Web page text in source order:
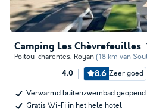
Camping Les Chèvrefeuilles
Poitou-charentes, Royan (18 km van
4.0 8.6 Zeer goed
Verwarmd buitenzwembad
Gratis Wi-Fi in het hele hotel